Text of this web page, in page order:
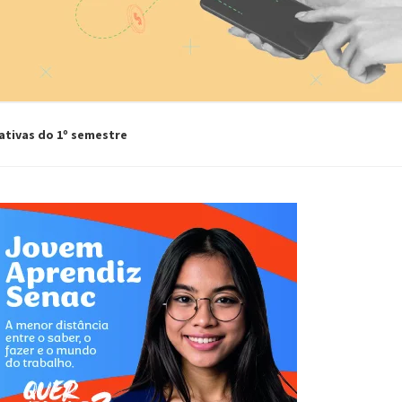
com planos individuais a partir de
vida com telemedicina por
destinado para o pequeno empreendedor.
combinam praticidade, acessibilidade e
do 1º semestre